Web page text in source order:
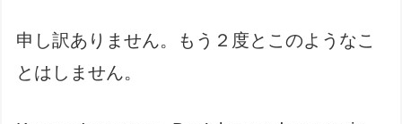
申し訳ありません。もう２度とこのようなこ
とはしません。